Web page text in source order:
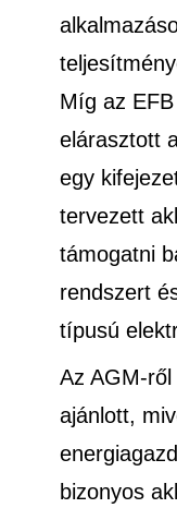
Míg az
elárasztott
egy
tervezett
támogatni
rendszert
típusú
Az AGM-
ajánlott,
bizonyos